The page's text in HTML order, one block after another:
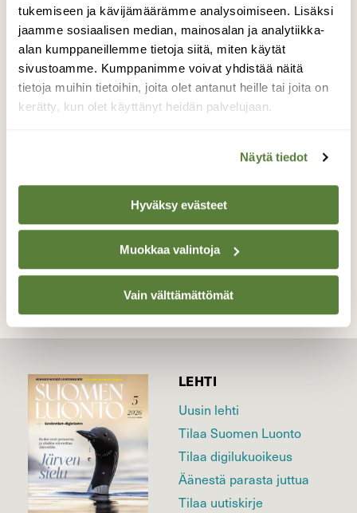
tukemiseen ja kävijämäärämme analysoimiseen. Lisäksi
jaamme sosiaalisen median, mainosalan ja analytiikka-
alan kumppaneillemme tietoja siitä, miten käytät
sivustoamme. Kumppanimme voivat yhdistää näitä
tietoja muihin tietoihin, joita olet antanut heille tai joita on
kerätty, kun olet käyttänyt heidän palvelujaan.
Näytä tiedot
Hyväksy evästeet
Muokkaa valintoja
Vain välttämättömät
Punkit riesana
Eläimet saavat osansa punkkitarjonnasta.
Tällä pupulla punkki niskassa.
TAKAISIN LISTAAN
LEHTI
Uusin lehti
Tilaa Suomen Luonto
Tilaa digilukuoikeus
Äänestä parasta juttua
Tilaa uutiskirje